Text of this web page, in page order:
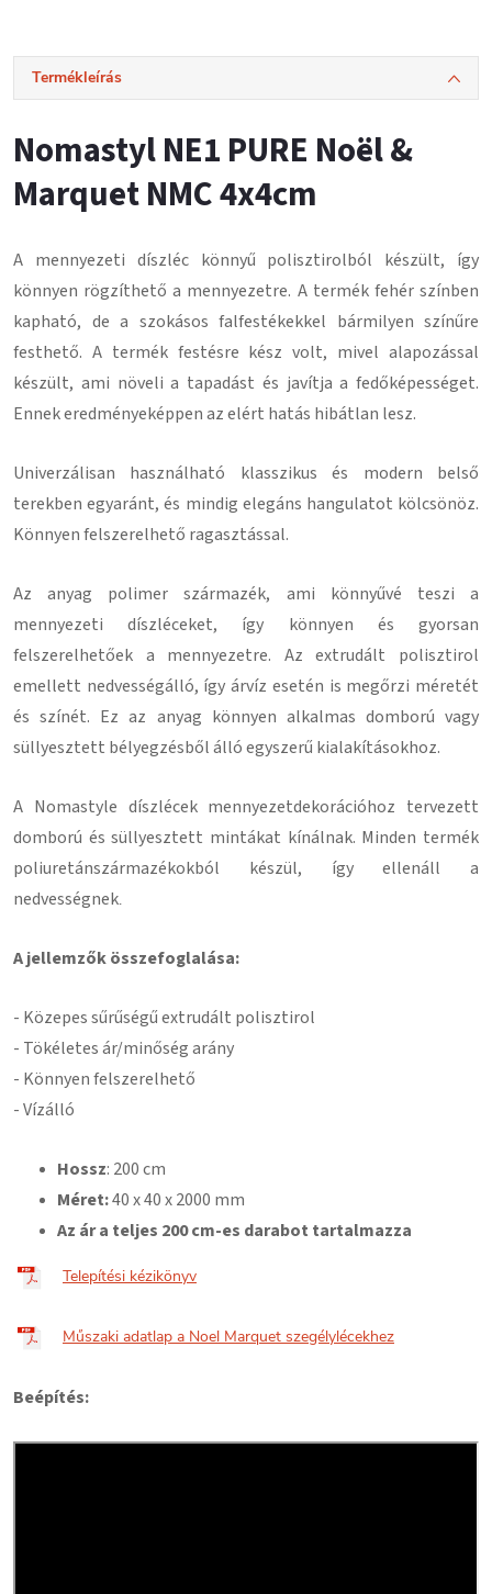
Termékleírás
Nomastyl NE1 PURE Noël &
Marquet NMC 4x4cm
A mennyezeti díszléc könnyű polisztirolból készült, így
könnyen rögzíthető a mennyezetre. A termék fehér színben
kapható, de a szokásos falfestékekkel bármilyen színűre
festhető. A termék festésre kész volt, mivel alapozással
készült, ami növeli a tapadást és javítja a fedőképességet.
Ennek eredményeképpen az elért hatás hibátlan lesz.
Univerzálisan használható klasszikus és modern belső
terekben egyaránt, és mindig elegáns hangulatot kölcsönöz.
Könnyen felszerelhető ragasztással.
Az anyag polimer származék, ami könnyűvé teszi a
mennyezeti díszléceket, így könnyen és gyorsan
felszerelhetőek a mennyezetre. Az extrudált polisztirol
emellett nedvességálló, így árvíz esetén is megőrzi méretét
és színét. Ez az anyag könnyen alkalmas domború vagy
süllyesztett bélyegzésből álló egyszerű kialakításokhoz.
A Nomastyle díszlécek mennyezetdekorációhoz tervezett
domború és süllyesztett mintákat kínálnak. Minden termék
poliuretánszármazékokból készül, így ellenáll a
nedvességnek.
A jellemzők összefoglalása:
- Közepes sűrűségű extrudált polisztirol
- Tökéletes ár/minőség arány
- Könnyen felszerelhető
- Vízálló
Hossz: 200 cm
Méret:40x 40 x 2000 mm
Az ár a teljes 200 cm-es darabot tartalmazza
Telepítési kézikönyv
Műszaki adatlap a Noel Marquet szegélylécekhez
Beépítés: